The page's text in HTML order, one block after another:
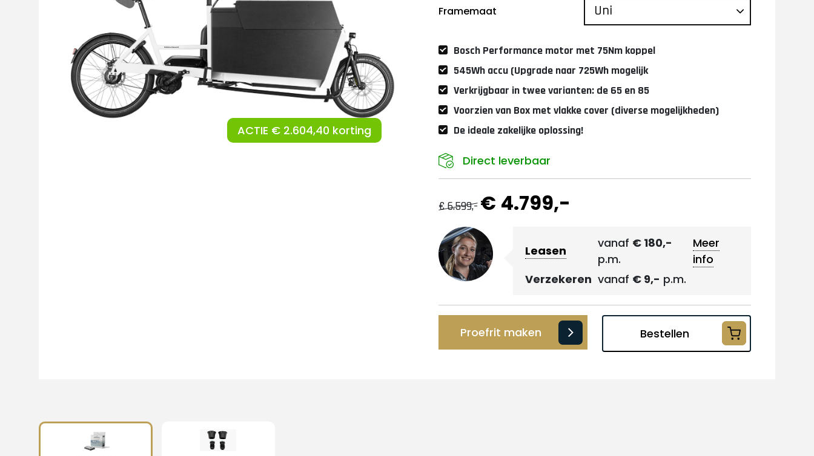
ACTIE € 2.604,40 korting
Framemaat
Bosch Performance motor met 75Nm koppel
545Wh accu (Upgrade naar 725Wh mogelijk
Verkrijgbaar in twee varianten: de 65 en 85
Voorzien van Box met vlakke cover (diverse mogelijkheden)
De ideale zakelijke oplossing!
Direct leverbaar
€ 6.599,-€ 4.799,-
Leasen
vanaf € 180,-
p.m.
Meer
info
Verzekeren vanaf € 9,- p.m.
Proefrit maken Bestellen